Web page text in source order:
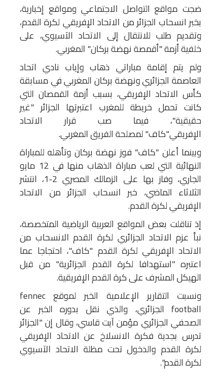
ضجت مواقع التواصل الاجتماعي ومواقع إخبارية،
بخبر انسحاب الجزائر من الاتحاد الإفريقي لكرة القدم،
وتقديم طلب للانتقال إلى الاتحاد الآسيوي، على
خلفية أزمة "أقمصة نهضة بركان" المغربي.
ولم يتم إقامة مباراتي ذهاب وإياب نادي اتحاد
العاصمة الجزائري ونهضة بركان المغربي في مسابقة
كأس الاتحاد الإفريقي، بسبب أزمة القمصان التي
كانت تحمل خريطة للمغرب اعتبرتها الجزائر "غير
حقيقية"، فيما صب قرار الاتحاد
الإفريقي"كاف" لمصلحة الفريق المغربي.
وبينما أعلن "كاف" فوز نهضة بركان وتأهله للمباراة
النهائية التي لعب مباراة الذهاب منها في 12 مايو
الجاري، وفاز بها على الزمالك المصري 2-1، انتشر
الثلاثاء الماضي، خبر انسحاب الجزائر من الاتحاد
الإفريقي لكرة القدم.
إذ تناقلت بعض المواقع العربية الرياضية المتخصصة،
نبأ عزم الاتحاد الجزائري لكرة القدم الانسحاب من
الاتحاد الإفريقي لكرة القدم "كاف"، احتجاجا عما
اعتبره "استهدافا لكرة القدم الجزائرية" من قبل
الهيكل المشرف على كرة القدم الإفريقية.
ونسبت التقارير الإعلامية الخبر لموقع fennec
football الجزائري، والذي نقل بدوره الخبر عن
الصحفي الجزائري مؤمن آيت قاسي، وقال إن "الجزائر
تدرس بجدية فكرة الانسلاخ عن الاتحاد الإفريقي
لكرة القدم والدخول تحت مظلة الاتحاد الآسيوي
لكرة القدم".